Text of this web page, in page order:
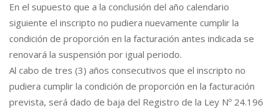
En el supuesto que a la conclusión del año calendario
siguiente el inscripto no pudiera nuevamente cumplir la
condición de proporción en la facturación antes indicada se
renovará la suspensión por igual periodo.
Al cabo de tres (3) años consecutivos que el inscripto no
pudiera cumplir la condición de proporción en la facturación
prevista, será dado de baja del Registro de la Ley Nº 24.196